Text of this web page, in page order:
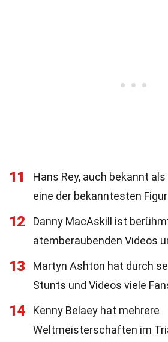
11
Hans Rey, auch bekannt
eine der bekanntesten
12
Danny MacAskill ist
atemberaubenden Videos
13
Martyn Ashton hat durch
Stunts und Videos viele
14
Kenny Belaey hat mehrere
Weltmeisterschaften im